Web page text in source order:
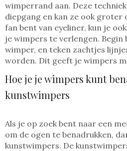
wimperrand aan. Deze
diepgang en kan ze ook groter
fan bent van eyeliner, kun je
je wimpers te verlengen. Begin
wimper, en teken zachtjes
worden. Dit geeft je wimpers
Hoe je je wimpers kunt
kunstwimpers
Als je op zoek bent naar een
om de ogen te benadrukken,
kunstwimpers. De